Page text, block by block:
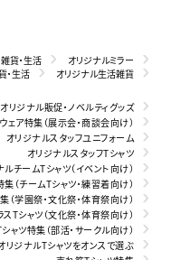
雑貨・生活
オリジナルミラー
・生活
オリジナル生活雑貨
オリジナル販促・ノベルティグッズ
ェア特集（展示会・商談会向け）
オリジナルスタッフユニフォーム
オリジナルスタッフTシャツ
ルチームTシャツ（イベント向け）
（チームTシャツ・練習着向け）
（学園祭・文化祭・体育祭向け）
スTシャツ（文化祭・体育祭向け）
ャツ特集（部活・サークル向け）
リジナルTシャツをオンスで選ぶ